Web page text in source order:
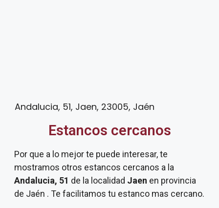
Andalucia, 51, Jaen, 23005, Jaén
Estancos cercanos
Por que a lo mejor te puede interesar, te
mostramos otros estancos cercanos a la
Andalucia, 51 de la localidad Jaen en provincia
de Jaén . Te facilitamos tu estanco mas cercano.